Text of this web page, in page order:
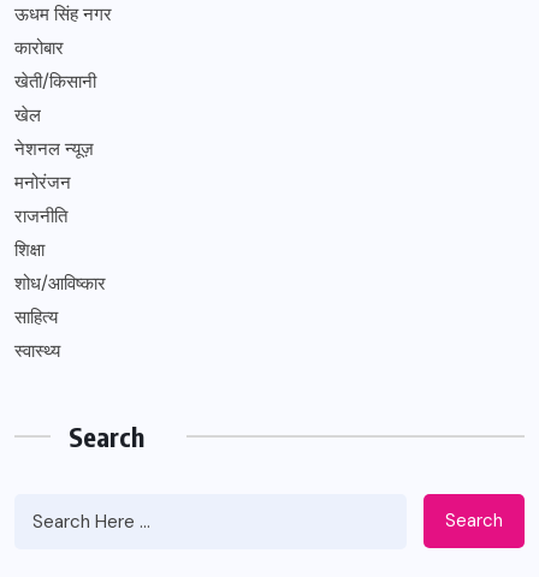
ऊधम सिंह नगर
कारोबार
खेती/किसानी
खेल
नेशनल न्यूज़
मनोरंजन
राजनीति
शिक्षा
शोध/आविष्कार
साहित्य
स्वास्थ्य
Search
Search